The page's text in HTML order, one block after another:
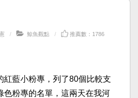
鯨魚觀點 推薦數：1786
紅藍小粉專，列了80個比較支
色粉專的名單，這兩天在我河